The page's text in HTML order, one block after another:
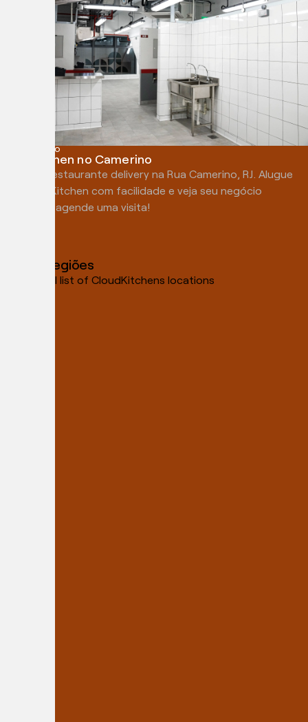
RIO DE JANEIRO
Dark Kitchen no Camerino
Abra seu restaurante delivery na Rua Camerino, RJ. Alugue
uma Dark Kitchen com facilidade e veja seu negócio
prosperar, agende uma visita!
Veja as regiões
See our full list of CloudKitchens locations